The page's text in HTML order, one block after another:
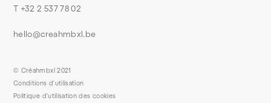
T +32 2 537 78 02
hello@creahmbxl.be
© Créahmbxl 2021
Conditions d'utilisation
Politique d'utilisation des cookies